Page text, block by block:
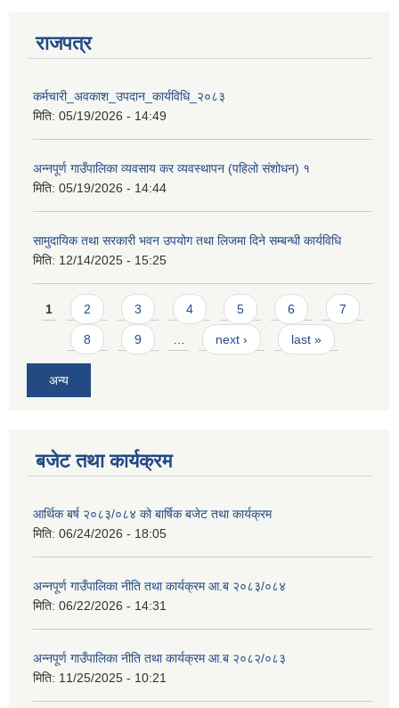
राजपत्र
कर्मचारी_अवकाश_उपदान_कार्यविधि_२०८३
मिति: 05/19/2026 - 14:49
अन्नपूर्ण गाउँपालिका व्यवसाय कर व्यवस्थापन (पहिलो संशोधन) १
मिति: 05/19/2026 - 14:44
सामुदायिक तथा सरकारी भवन उपयोग तथा लिजमा दिने सम्बन्धी कार्यविधि
मिति: 12/14/2025 - 15:25
Pages
1 2 3 4 5 6 7
8 9 next › last »
अन्य
बजेट तथा कार्यक्रम
आर्थिक बर्ष २०८३/०८४ को बार्षिक बजेट तथा कार्यक्रम
मिति: 06/24/2026 - 18:05
अन्नपूर्ण गाउँपालिका नीति तथा कार्यक्रम आ.ब २०८३/०८४
मिति: 06/22/2026 - 14:31
अन्नपूर्ण गाउँपालिका नीति तथा कार्यक्रम आ.ब २०८२/०८३
मिति: 11/25/2025 - 10:21